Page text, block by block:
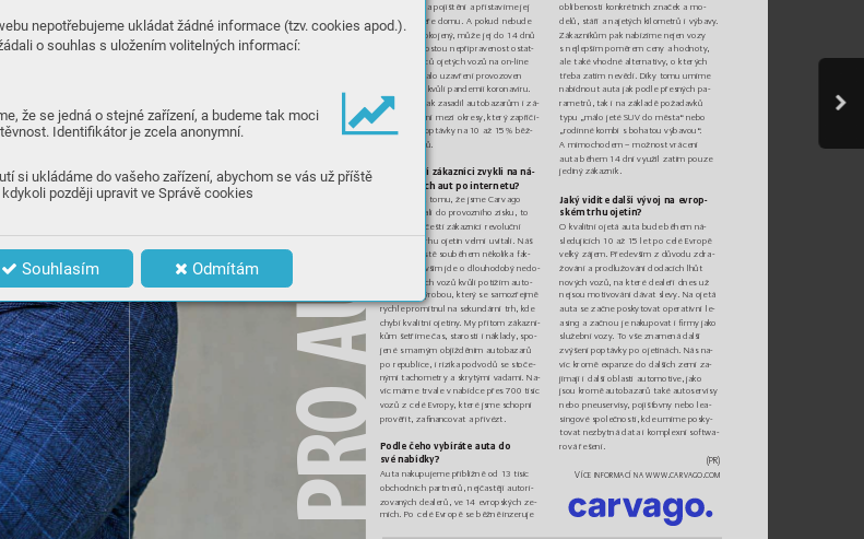
nepotřebujeme ukládat žádné informace (tzv. cookies apod.).
o souhlas s uložením volitelných informací:
že se jedná o stejné zařízení, a budeme tak moci
Identifikátor je zcela anonymní.
si ukládáme do vašeho zařízení, abychom se vás už příště
později upravit ve Správě cookies
Souhlasím Odmítám
ní a pojištění a přistavíme jej
až před d
veře domu. A pokud nebude
s vozem sp okojený, může jej do 14 dnů
vrátit. Naprostou nepřipravenost ostat-
ců ojetých vozů na on-l ine
prodej ukázalo uzavření provozoven
autobazarů kvůli pandemii koronaviru.
Další rán
u pak zasadil au tobazarům i zá-
kaz ces
tování mezi okresy, kter ý zapříči-
nil po s poptávky na 10 až 15 % běž-
ných prodejů.
ští zákazníci zvykli na ná-
ých aut po intern etu?
dem k tomu, že jsme Carv ago
ychle dostali do provozního zisku, to
ypadá, že čeští zákazníci revoluční
změnu na trhu ojetin velmi uvítali. Náš
stě souběhem několika fak-
vším jde o dlouhodobý nedo-
ých vozů kvůli potížím auto-
ýrobou, k terý se samozřejmě
rychle promítnul na sekundární trh, kde
chybí kvalitní ojetiny. My přitom zákazní-
kům šetř íme čas, starosti i nák lady, spo-
jené s marným objížděním autobazarů
po republice, i rizika podvodů se stoče-
nými tachometr y a skrytými vadami. Na-
víc mám e trvale v nabídce přes 700 tisíc
vozů z celé Evropy, k teré jsme schopni
prověřit, zaﬁnancovat a přivézt.
Podl e čeho vybíráte auta do
své na bídky?
Au ta nakupujeme přibližně od 13 tisíc
obchodních partnerů , nejčastěji autori-
zovaných deal erů , ve 14 evropských ze-
mích. Po celé Evrop ě se běžně inzeruje
oblí benosti konkrétních značek a mo-
delů, stáří a najetých kil ometrů i výbavy.
Zák azníkům pak nabízíme nejen vozy
s nejlepším poměrem ceny a hodnoty,
ale také vhodné alternativy, o k ter ých
třeba zatím n evědí. Díky tomu umíme
nabídnout auta jak podle přesných pa-
rametrů, tak i na základě požadavků
typu „málo jeté SUV do města“ nebo
„rodinné kombi s bo hatou výbavou“.
A mimochodem – možnost vrácení
aut a během 14 dní využil zatím pouze
jediný zákazník.
Jaký vidít e další vývoj na evrop-
ském trhu ojetin?
O kvalitní ojetá auta bude během ná-
sl edujících 10 až 15 let po celé Evropě
velký zájem. Především z důvodu zdra-
žování a prodlužování d odacích lhůt
nových vozů, na k teré dealeři dnes už
nejsou motivováni dávat sl evy. Na ojetá
auta se začne posky tovat operativní le-
asing a začnou je nakupovat i ﬁrmy jako
služební vozy. To vše znamená další
zvýšení poptávky po ojetinách. Nás na-
víc kr omě expanze do dalších zemí za-
jímají i další oblasti au tomotive, jako
jsou kromě autobazarů také autoservisy
nebo pneuservisy, pojišťovny nebo lea-
singové společnosti, kde umíme posky-
tovat nezbytná dat a i komplexní softwa-
rová řešení.
(PR)
Více informací na www.carvago.com
P
R
O A
U
T
O D
O E